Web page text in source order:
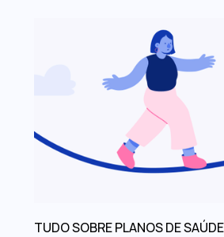
TUDO SOBRE PLANOS DE SAÚDE